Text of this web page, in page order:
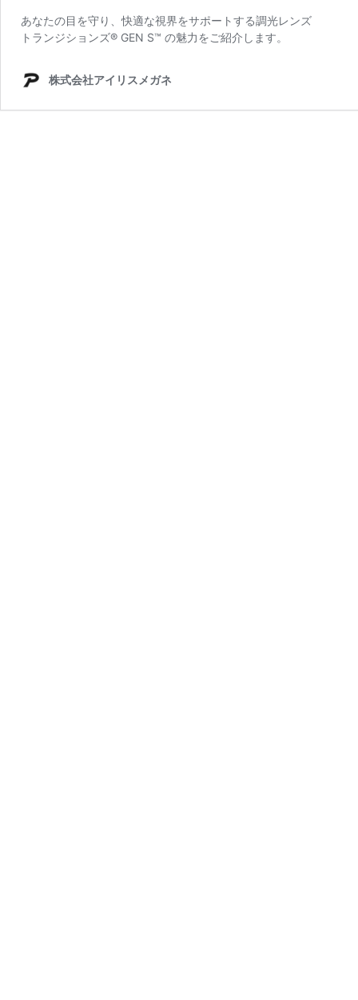
あなたの目を守り、快適な視界をサポートする調光レンズ
トランジションズ® GEN S™ の魅力をご紹介します。
株式会社アイリスメガネ